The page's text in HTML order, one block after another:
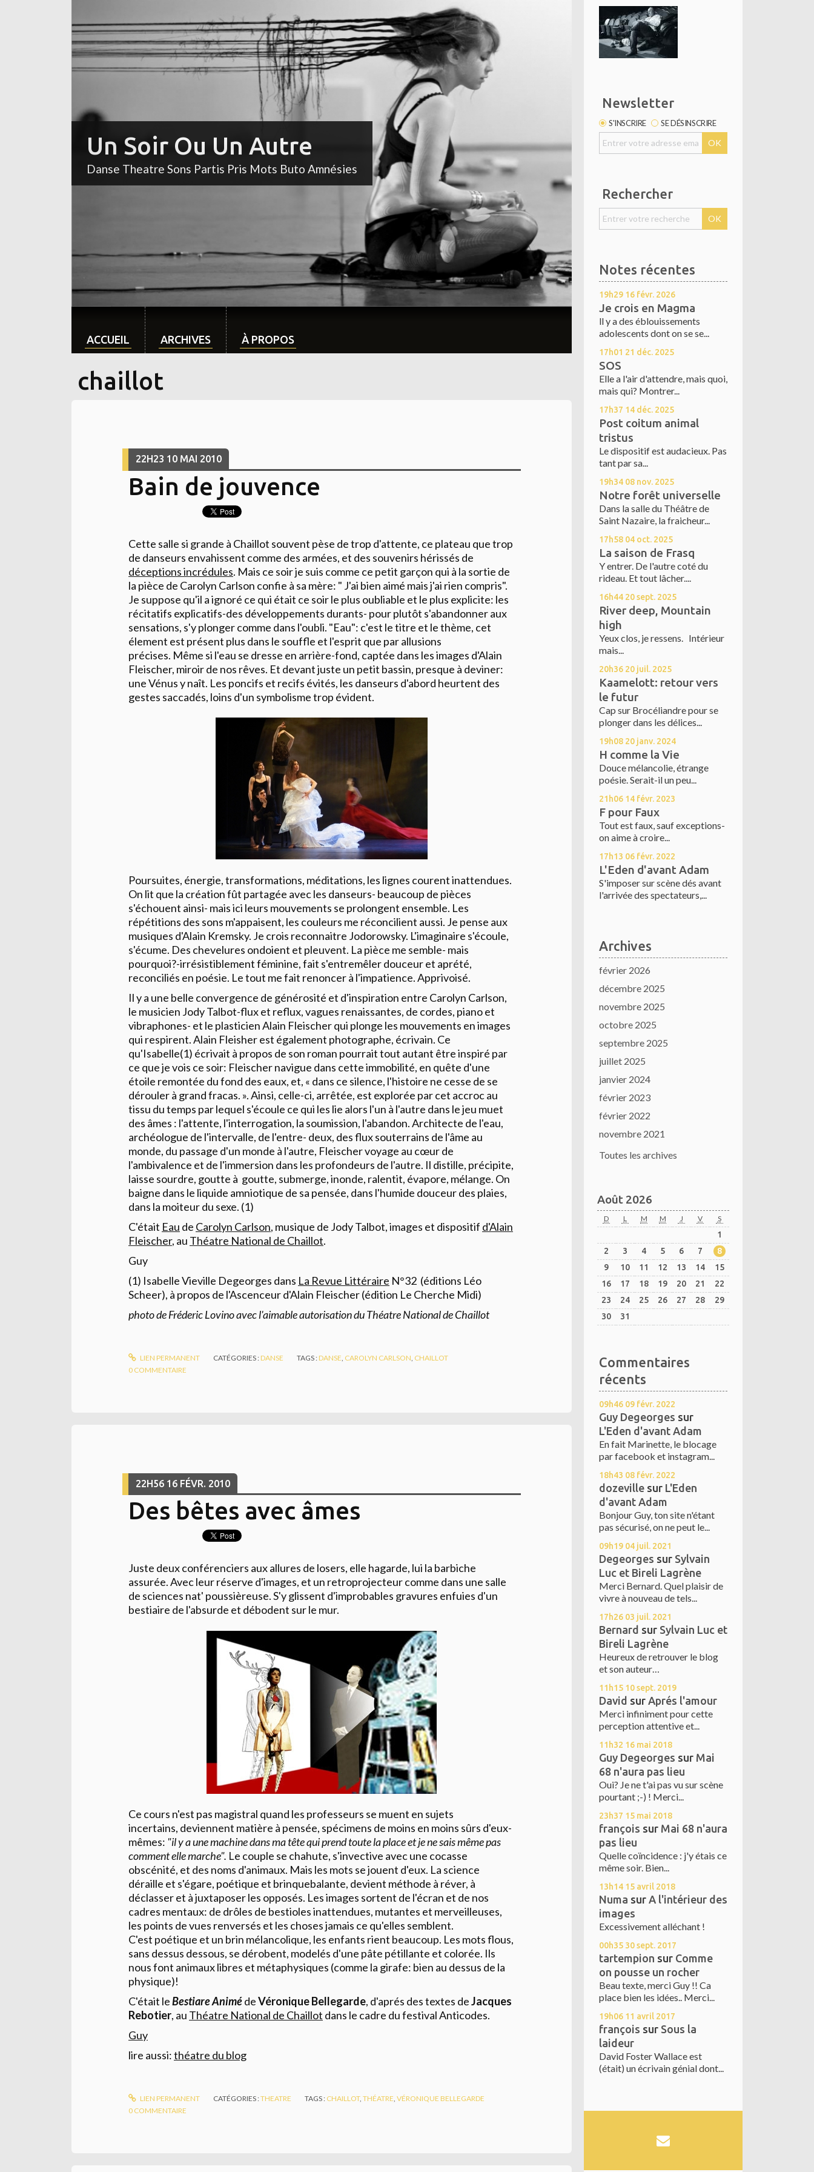
Un Soir Ou Un Autre
Danse Theatre Sons Partis Pris Mots Buto Amnésies
ACCUEIL ARCHIVES À PROPOS
chaillot
22H23 10 MAI 2010
Bain de jouvence
Cette salle si grande à Chaillot souvent pèse de trop d'attente, ce plateau que trop
de danseurs envahissent comme des armées, et des souvenirs hérissés de
déceptions incrédules. Mais ce soir je suis comme ce petit garçon qui à la sortie de
la pièce de Carolyn Carlson confie à sa mère: " J'ai bien aimé mais j'ai rien compris".
Je suppose qu'il a ignoré ce qui était ce soir le plus oubliable et le plus explicite: les
récitatifs explicatifs-des développements durants- pour plutôt s'abandonner aux
sensations, s'y plonger comme dans l'oubli. "Eau": c'est le titre et le thème, cet
élement est présent plus dans le souffle et l'esprit que par allusions
précises. Même si l'eau se dresse en arrière-fond, captée dans les images d'Alain
Fleischer, miroir de nos rêves. Et devant juste un petit bassin, presque à deviner:
une Vénus y naît. Les poncifs et recifs évités, les danseurs d'abord heurtent des
gestes saccadés, loins d'un symbolisme trop évident.
Poursuites, énergie, transformations, méditations, les lignes courent inattendues.
On lit que la création fût partagée avec les danseurs- beaucoup de pièces
s'échouent ainsi- mais ici leurs mouvements se prolongent ensemble. Les
répétitions des sons m'appaisent, les couleurs me réconcilient aussi. Je pense aux
musiques d'Alain Kremsky. Je crois reconnaitre Jodorowsky. L'imaginaire s'écoule,
s'écume. Des chevelures ondoient et pleuvent. La pièce me semble- mais
pourquoi?-irrésistiblement féminine, fait s'entremêler douceur et aprété,
reconciliés en poésie. Le tout me fait renoncer à l'impatience. Apprivoisé.
Il y a une belle convergence de générosité et d'inspiration entre Carolyn Carlson,
le musicien Jody Talbot-flux et reflux, vagues renaissantes, de cordes, piano et
vibraphones- et le plasticienAlain Fleischerqui plonge les mouvements en images
qui respirent. Alain Fleisher est également photographe, écrivain. Ce
qu'Isabelle(1) écrivait à propos de son roman pourrait tout autant être inspiré par
ce que je vois ce soir: Fleischer navigue dans cette immobilité, en quête d'une
étoile remontée du fond des eaux, et, « dans ce silence, l'histoire ne cesse de se
dérouler à grand fracas. ». Ainsi, celle-ci, arrêtée, est explorée par cet accroc au
tissu du temps par lequel s'écoule ce qui les lie alors l'un à l'autre dans le jeu muet
des âmes : l'attente, l'interrogation, la soumission, l'abandon.Architecte de l'eau,
archéologue de l'intervalle, de l'entre- deux, des flux souterrains de l'âme au
monde, du passage d'un monde à l'autre, Fleischer voyage au cœur de
l'ambivalence et de l'immersion dans les profondeurs de l'autre. Il distille, précipite,
laisse sourdre, goutte à goutte, submerge, inonde, ralentit, évapore, mélange. On
baigne dans le liquide amniotique de sa pensée, dans l'humide douceur des plaies,
dans la moiteur du sexe. (1)
C'était Eau de Carolyn Carlson, musique de Jody Talbot, images et dispositif d'Alain
Fleischer, au Théatre National de Chaillot.
Guy
(1) Isabelle Vieville Degeorges dans La Revue Littéraire N°32 (éditions Léo
Scheer), à propos de l'Ascenceur d'Alain Fleischer (édition Le Cherche Midi)
photo de Fréderic Lovino avec l'aimable autorisation du Théatre National de Chaillot
LIEN PERMANENT CATÉGORIES :DANSE TAGS :DANSE CAROLYN CARLSON CHAILLOT
0 COMMENTAIRE
22H56 16 FÉVR. 2010
Des bêtes avec âmes
Juste deux conférenciers aux allures de losers, elle hagarde, lui la barbiche
assurée. Avec leur réserve d'images, et un retroprojecteur comme dans une salle
de sciences nat' poussièreuse. S'y glissent d'improbables gravures enfuies d'un
bestiaire de l'absurde et débodent sur le mur.
Ce cours n'est pas magistral quand les professeurs se muent en sujets
incertains, deviennent matière à pensée, spécimens de moins en moins sûrs d'eux-
mêmes: "il y a une machine dans ma tête qui prend toute la place et je ne sais même pas
comment elle marche". Le couple se chahute, s'invective avec une cocasse
obscénité, et des noms d'animaux. Mais les mots se jouent d'eux. La science
déraille et s'égare, poétique et brinquebalante, devient méthode à réver, à
déclasser et à juxtaposer les opposés. Les images sortent de l'écran et de nos
cadres mentaux: de drôles de bestioles inattendues, mutantes et merveilleuses,
les points de vues renversés et les choses jamais ce qu'elles semblent.
C'est poétique et un brin mélancolique, les enfants rient beaucoup. Les mots flous,
sans dessus dessous, se dérobent, modelés d'une pâte pétillante et colorée. Ils
nous font animaux libres et métaphysiques (comme la girafe: bien au dessus de la
physique)!
C'était leBestiare AnimédeVéronique Bellegarde, d'aprés des textes deJacques
Rebotier, au Théatre National de Chaillot dans le cadre du festival Anticodes.
Guy
lire aussi:théatre du blog
LIEN PERMANENT CATÉGORIES :THEATRE TAGS : CHAILLOT,THÉATRE,VÉRONIQUE BELLEGARDE
0 COMMENTAIRE
Newsletter
S'INSCRIRE SE DÉSINSCRIRE
Rechercher
Notes récentes
19h29 16 févr. 2026
Je crois en Magma
ll y a des éblouissements
adolescents dont on se se...
17h01 21 déc. 2025
SOS
Elle a l'air d'attendre, mais quoi,
mais qui? Montrer...
17h37 14 déc. 2025
Post coitum animal
tristus
Le dispositif est audacieux. Pas
tant par sa...
19h34 08 nov. 2025
Notre forêt universelle
Dans la salle du Théâtre de
Saint Nazaire, la fraicheur...
17h58 04 oct. 2025
La saison de Frasq
Y entrer. De l'autre coté du
rideau. Et tout lâcher....
16h44 20sept. 2025
River deep, Mountain
high
Yeux clos, je ressens. Intérieur
mais...
20h36 20 juil. 2025
Kaamelott: retour vers
le futur
Cap sur Brocéliandre pour se
plonger dans les délices...
19h08 20 janv. 2024
H comme la Vie
Douce mélancolie, étrange
poésie. Serait-il un peu...
21h06 14 févr. 2023
F pour Faux
Tout est faux, sauf exceptions-
on aime à croire...
17h13 06 févr. 2022
L'Eden d'avant Adam
S'imposer sur scène dés avant
l'arrivée des spectateurs,...
Archives
février 2026
décembre 2025
novembre 2025
octobre 2025
septembre 2025
juillet 2025
janvier 2024
février 2023
février 2022
novembre 2021
Toutes les archives
Août 2026
D L M M J V S
1
2
3 4 5 6 7
8
9
10 11 12 13 14
15
16
17 18 19 20 21
22
23
24 25 26 27 28
29
30
31
Commentaires
récents
09h46 09 févr. 2022
Guy Degeorges sur
L'Eden d'avant Adam
En fait Marinette, le blocage
par facebook et instagram...
18h43 08 févr. 2022
dozeville sur L'Eden
d'avant Adam
Bonjour Guy, ton site n'étant
pas sécurisé, on ne peut le...
09h19 04 juil. 2021
Degeorges sur Sylvain
Luc et Bireli Lagrène
Merci Bernard. Quel plaisir de
vivre à nouveau de tels...
17h26 03 juil. 2021
Bernard sur Sylvain Luc et
Bireli Lagrène
Heureux de retrouver le blog
et son auteur…
11h15 10sept. 2019
David sur Aprés l'amour
Merci infiniment pour cette
perception attentive et...
11h32 16 mai 2018
Guy Degeorges sur Mai
68 n'aura pas lieu
Oui? Je ne t'ai pas vu sur scène
pourtant ;-) ! Merci...
23h37 15 mai 2018
françois sur Mai 68 n'aura
pas lieu
Quelle coïncidence : j'y étais ce
même soir. Bien...
13h14 15 avril 2018
Numa sur A l'intérieur des
images
Excessivement alléchant !
00h35 30sept. 2017
tartempion sur Comme
on pousse un rocher
Beau texte, merci Guy !! Ca
place bien les idées.. Merci...
19h06 11 avril 2017
françois sur Sous la
laideur
David Foster Wallace est
(était) un écrivain génial dont...